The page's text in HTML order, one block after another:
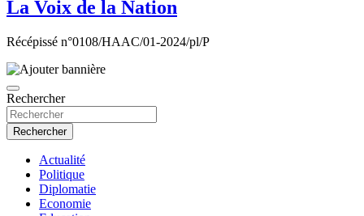
La Voix de la Nation
Récépissé n°0108/HAAC/01-2024/pl/P
Rechercher
Rechercher
Actualité
Politique
Diplomatie
Economie